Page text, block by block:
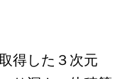
得した３次元